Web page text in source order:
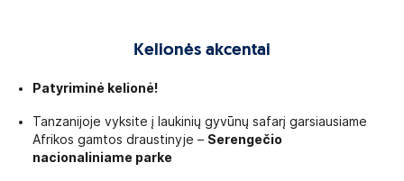
Kelionės akcentai
Patyriminė kelionė!
Tanzanijoje vyksite į laukinių gyvūnų safarį garsiausiame
Afrikos gamtos draustinyje – Serengečio
nacionaliniame parke